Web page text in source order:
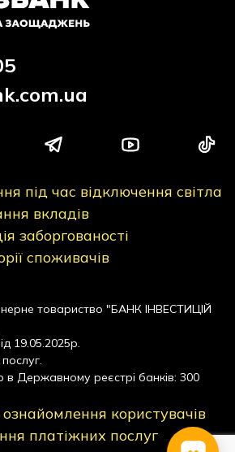
під час відключення світла
вкладів
заборгованості
споживачів
товариство "БАНК ІНВЕСТИЦІЙ
19.05.2025р.
в Державному реєстрі банків: 300
користувачів
платіжних послуг